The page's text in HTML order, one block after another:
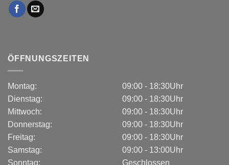
ÖFFNUNGSZEITEN
Montag:
Dienstag:
Mittwoch:
Donnerstag:
Freitag:
Samstag:
Sonntag:
09:00 - 18:30Uhr
09:00 - 18:30Uhr
09:00 - 18:30Uhr
09:00 - 18:30Uhr
09:00 - 18:30Uhr
09:00 - 13:00Uhr
Geschlossen